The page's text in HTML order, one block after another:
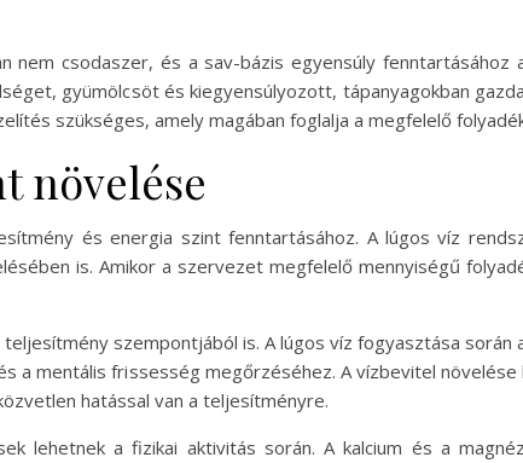
nem csodaszer, és a sav-bázis egyensúly fenntartásához
gyümölcsöt és kiegyensúlyozott, tápanyagokban
szükséges, amely magában foglalja a megfelelő
növelése
és energia szint fenntartásához. A lúgos víz
is. Amikor a szervezet megfelelő mennyiségű
szempontjából is. A lúgos víz fogyasztása
a mentális frissesség megőrzéséhez. A vízbevitel
hatással van a teljesítményre.
lehetnek a fizikai aktivitás során. A kalcium és a